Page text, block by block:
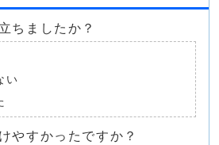
ちましたか？
い
やすかったですか？